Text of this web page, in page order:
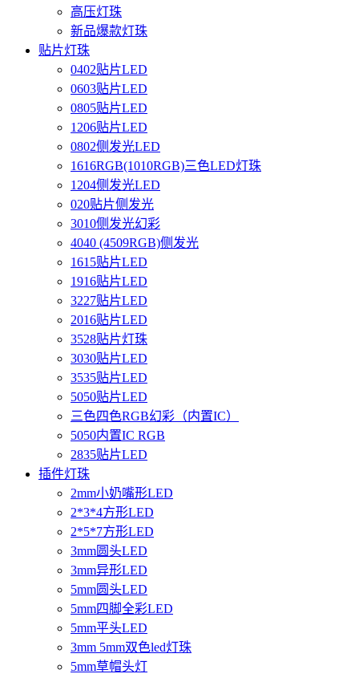
高压灯珠
新品爆款灯珠
贴片灯珠
0402贴片LED
0603贴片LED
0805贴片LED
1206贴片LED
0802侧发光LED
1616RGB(1010RGB)三色LED灯珠
1204侧发光LED
020贴片侧发光
3010侧发光幻彩
4040 (4509RGB)侧发光
1615贴片LED
1916贴片LED
3227贴片LED
2016贴片LED
3528贴片灯珠
3030贴片LED
3535贴片LED
5050贴片LED
三色四色RGB幻彩（内置IC）
5050内置IC RGB
2835贴片LED
插件灯珠
2mm小奶嘴形LED
2*3*4方形LED
2*5*7方形LED
3mm圆头LED
3mm异形LED
5mm圆头LED
5mm四脚全彩LED
5mm平头LED
3mm 5mm双色led灯珠
5mm草帽头灯